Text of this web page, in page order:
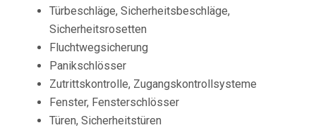
Türbeschläge, Sicherheitsbeschläge,
Sicherheitsrosetten
Fluchtwegsicherung
Panikschlösser
Zutrittskontrolle, Zugangskontrollsysteme
Fenster, Fensterschlösser
Türen, Sicherheitstüren